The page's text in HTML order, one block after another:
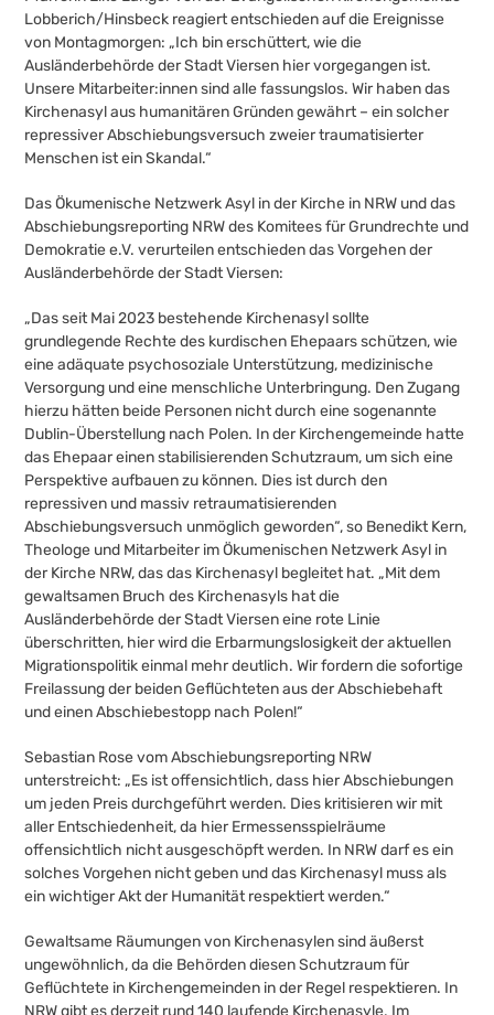
Lobberich/Hinsbeck reagiert entschieden auf die Ereignisse
von Montagmorgen: „Ich bin erschüttert, wie die
Ausländerbehörde der Stadt Viersen hier vorgegangen ist.
Unsere Mitarbeiter:innen sind alle fassungslos. Wir haben das
Kirchenasyl aus humanitären Gründen gewährt – ein solcher
repressiver Abschiebungsversuch zweier traumatisierter
Menschen ist ein Skandal.“
Das Ökumenische Netzwerk Asyl in der Kirche in NRW und das
Abschiebungsreporting NRW des Komitees für Grundrechte und
Demokratie e.V. verurteilen entschieden das Vorgehen der
Ausländerbehörde der Stadt Viersen:
„Das seit Mai 2023 bestehende Kirchenasyl sollte
grundlegende Rechte des kurdischen Ehepaars schützen, wie
eine adäquate psychosoziale Unterstützung, medizinische
Versorgung und eine menschliche Unterbringung. Den Zugang
hierzu hätten beide Personen nicht durch eine sogenannte
Dublin-Überstellung nach Polen. In der Kirchengemeinde hatte
das Ehepaar einen stabilisierenden Schutzraum, um sich eine
Perspektive aufbauen zu können. Dies ist durch den
repressiven und massiv retraumatisierenden
Abschiebungsversuch unmöglich geworden“, so Benedikt Kern,
Theologe und Mitarbeiter im Ökumenischen Netzwerk Asyl in
der Kirche NRW, das das Kirchenasyl begleitet hat. „Mit dem
gewaltsamen Bruch des Kirchenasyls hat die
Ausländerbehörde der Stadt Viersen eine rote Linie
überschritten, hier wird die Erbarmungslosigkeit der aktuellen
Migrationspolitik einmal mehr deutlich. Wir fordern die sofortige
Freilassung der beiden Geflüchteten aus der Abschiebehaft
und einen Abschiebestopp nach Polen!“
Sebastian Rose vom Abschiebungsreporting NRW
unterstreicht: „Es ist offensichtlich, dass hier Abschiebungen
um jeden Preis durchgeführt werden. Dies kritisieren wir mit
aller Entschiedenheit, da hier Ermessensspielräume
offensichtlich nicht ausgeschöpft werden. In NRW darf es ein
solches Vorgehen nicht geben und das Kirchenasyl muss als
ein wichtiger Akt der Humanität respektiert werden.“
Gewaltsame Räumungen von Kirchenasylen sind äußerst
ungewöhnlich, da die Behörden diesen Schutzraum für
Geflüchtete in Kirchengemeinden in der Regel respektieren. In
NRW gibt es derzeit rund 140 laufende Kirchenasyle. Im